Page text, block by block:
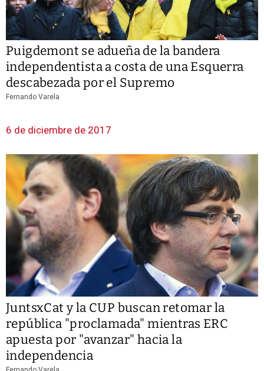
Puigdemont se adueña de la bandera
independentista a costa de una Esquerra
descabezada por el Supremo
Fernando Varela
6 de diciembre de 2017
JuntsxCat y la CUP buscan retomar la
república "proclamada" mientras ERC
apuesta por "avanzar" hacia la
independencia